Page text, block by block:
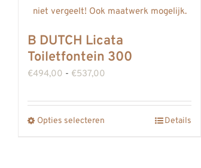
B DUTCH Licata
Toiletfontein 300
€494,00 - €537,00
Opties selecteren Details